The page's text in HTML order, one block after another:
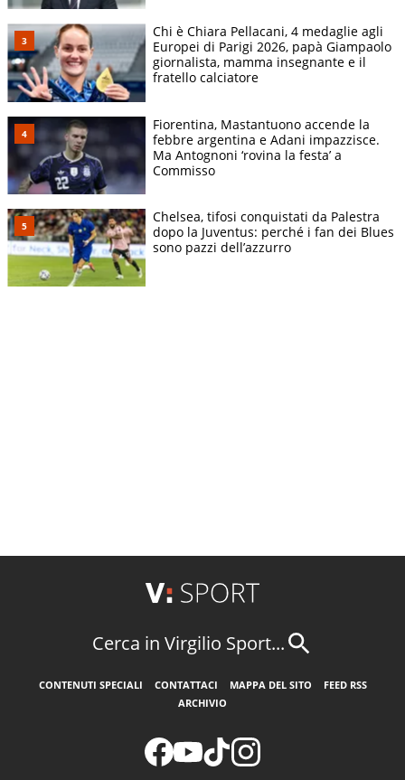
Chi è Chiara Pellacani, 4 medaglie agli
Europei di Parigi 2026, papà Giampaolo
giornalista, mamma insegnante e il
fratello calciatore
Fiorentina, Mastantuono accende la
febbre argentina e Adani impazzisce.
Ma Antognoni ‘rovina la festa’ a
Commisso
Chelsea, tifosi conquistati da Palestra
dopo la Juventus: perché i fan dei Blues
sono pazzi dell’azzurro
Cerca in Virgilio Sport...
CONTENUTI SPECIALI CONTATTACI MAPPA DEL SITO
FEED RSS
ARCHIVIO